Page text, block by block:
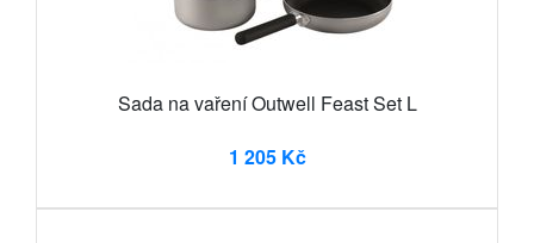
Sada na vaření Outwell Feast Set L
1 205 Kč